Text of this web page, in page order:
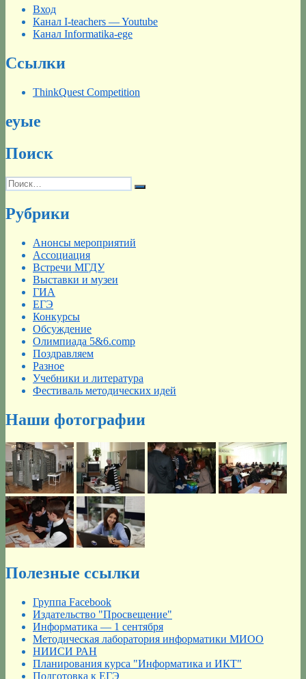
Вход
Канал I-teachers — Youtube
Канал Informatika-ege
Ссылки
ThinkQuest Competition
еуые
Поиск
Искать:
Поиск
Рубрики
Анонсы мероприятий
Ассоциация
Встречи МГДУ
Выставки и музеи
ГИА
ЕГЭ
Конкурсы
Обсуждение
Олимпиада 5&6.comp
Поздравляем
Разное
Учебники и литература
Фестиваль методических идей
Наши фотографии
Полезные ссылки
Группа Facebook
Издательство "Просвещение"
Информатика — 1 сентября
Методическая лаборатория информатики МИОО
НИИСИ РАН
Планирования курса "Информатика и ИКТ"
Подготовка к ЕГЭ